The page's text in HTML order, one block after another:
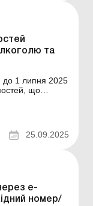
та
до 1 липня 2025
що
щодо даних
відс...
25.09.2025
е-
номер/